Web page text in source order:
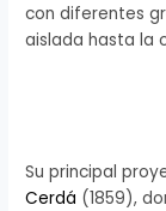
con diferentes
aislada hasta la
Su principal
Cerdá (1859),